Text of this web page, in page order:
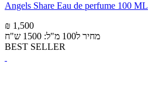
Angels Share Eau de perfume 100 ML
₪ 1,500
מחיר ל100 מ"ל: 1500 ש"ח
BEST SELLER